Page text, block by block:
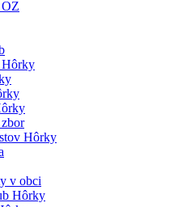
OZ
Hôrky
Hôrky
v obci
Hôrky